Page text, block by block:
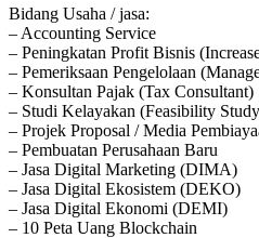
Bidang Usaha / jasa:
– Accounting Service
– Peningkatan Profit Bisnis
– Pemeriksaan Pengelolaan
– Konsultan Pajak (Tax Consultant)
– Studi Kelayakan (Feasibility
– Projek Proposal / Media
– Pembuatan Perusahaan Baru
– Jasa Digital Marketing (DIMA)
– Jasa Digital Ekosistem (DEKO)
– Jasa Digital Ekonomi (DEMI)
– 10 Peta Uang Blockchain